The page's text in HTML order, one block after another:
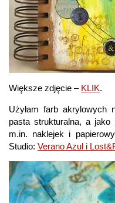
Większe zdjęcie – KLIK.
Użyłam farb akrylowych
pasta strukturalna, a jako
m.in. naklejek i
Studio: Verano Azul i